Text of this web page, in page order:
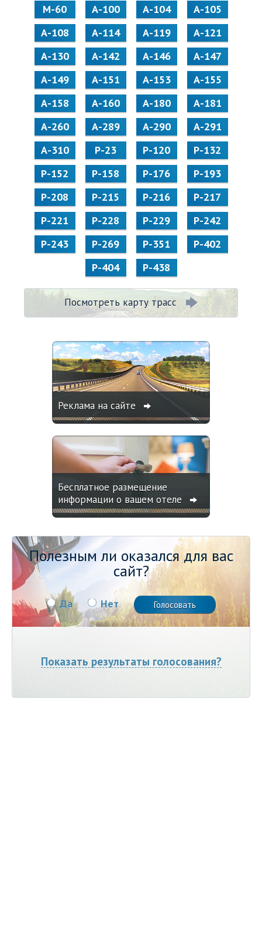
M-60
А-100 А-104
А-105
А-108
А-114 А-119
А-121
А-130
А-142 А-146
А-147
А-149
А-151 А-153
А-155
А-158
А-160 А-180
А-181
А-260
А-289 А-290
А-291
А-310
Р-23 Р-120
Р-132
Р-152
Р-158 Р-176
Р-193
Р-208
Р-215 Р-216
Р-217
Р-221
Р-228 Р-229
Р-242
Р-243
Р-269 Р-351
Р-402
Р-404
Р-438
Посмотреть карту трасс
Реклама на сайте
Бесплатное размещение
информации о вашем отеле
Полезным ли оказался для вас
сайт?
Да Нет
Показать результаты голосования?